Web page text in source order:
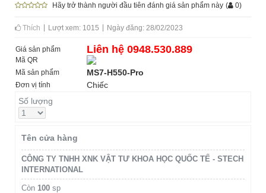
Hãy trở thành người đầu tiên đánh giá sản phẩm này ( 0)
Thích Lượt xem: 1015 Ngày đăng: 28/02/2023
Giá sản phẩm Liên hệ 0948.530.889
Mã QR
Mã sản phẩm
MS7-H550-Pro
Đơn vị tính
Chiếc
Số lượng
Tên cửa hàng
CÔNG TY TNHH XNK VẬT TƯ KHOA HỌC QUỐC TẾ - STECH
INTERNATIONAL
Còn 100 sp